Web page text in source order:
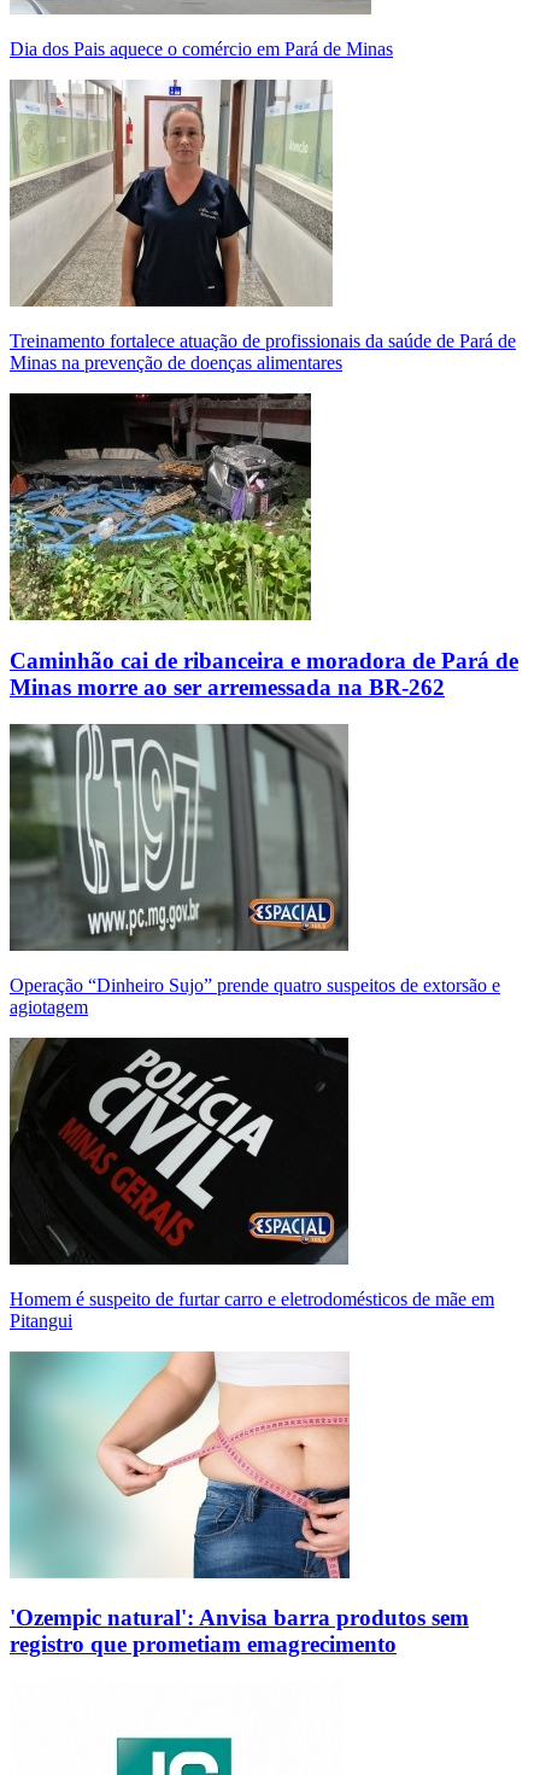
Dia dos Pais aquece o comércio em Pará de Minas
Treinamento fortalece atuação de profissionais da saúde de Pará de
Minas na prevenção de doenças alimentares
Caminhão cai de ribanceira e moradora de Pará de
Minas morre ao ser arremessada na BR-262
Operação “Dinheiro Sujo” prende quatro suspeitos de extorsão e
agiotagem
Homem é suspeito de furtar carro e eletrodomésticos de mãe em
Pitangui
'Ozempic natural': Anvisa barra produtos sem
registro que prometiam emagrecimento